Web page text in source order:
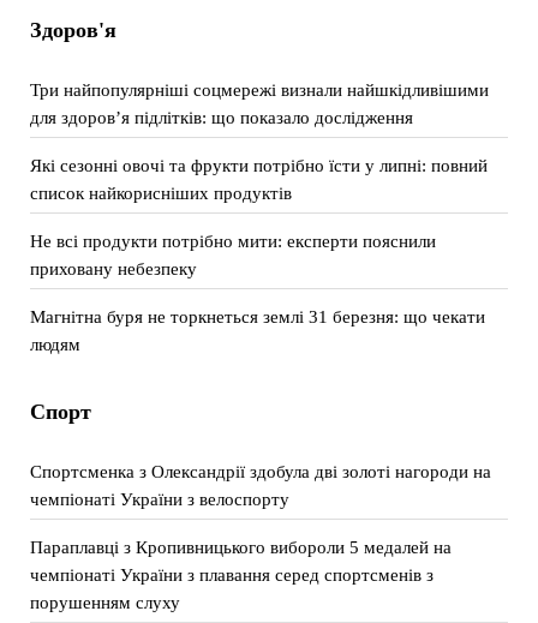
Здоров'я
Три найпопулярніші соцмережі визнали найшкідливішими
для здоров’я підлітків: що показало дослідження
Які сезонні овочі та фрукти потрібно їсти у липні: повний
список найкорисніших продуктів
Не всі продукти потрібно мити: експерти пояснили
приховану небезпеку
Магнітна буря не торкнеться землі 31 березня: що чекати
людям
Спорт
Спортсменка з Олександрії здобула дві золоті нагороди на
чемпіонаті України з велоспорту
Параплавці з Кропивницького вибороли 5 медалей на
чемпіонаті України з плавання серед спортсменів з
порушенням слуху